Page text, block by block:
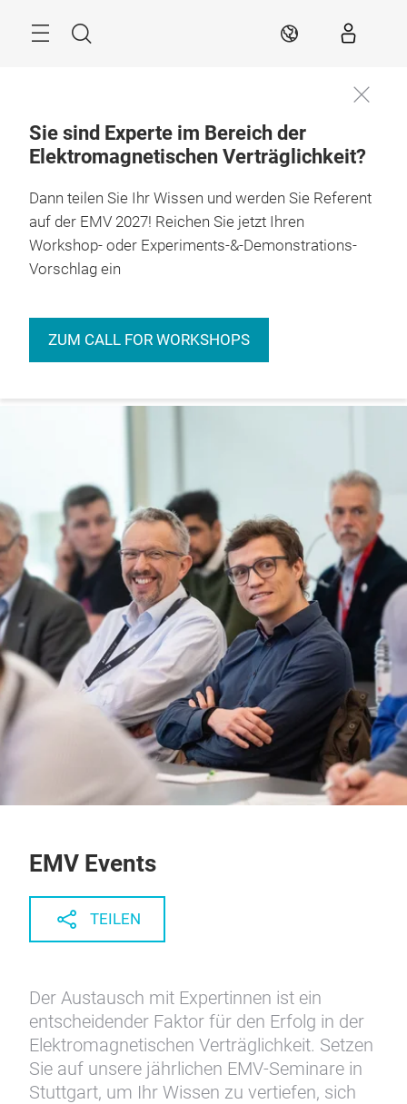
Suche DE
Sie sind Experte im Bereich der
Elektromagnetischen Verträglichkeit?
Dann teilen Sie Ihr Wissen und werden Sie Referent
auf der EMV 2027! Reichen Sie jetzt Ihren
Workshop- oder Experiments-&-Demonstrations-
Vorschlag ein
ZUM CALL FOR WORKSHOPS
Insights Events Expo &
informiert
bleiben
EMV Events
TEILEN
Der Austausch mit Expertinnen ist ein
entscheidender Faktor für den Erfolg in der
Elektromagnetischen Verträglichkeit. Setzen
Sie auf unsere jährlichen EMV-Seminare in
Stuttgart, um Ihr Wissen zu vertiefen, sich